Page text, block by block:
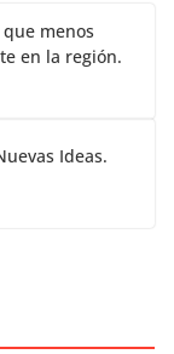
menos
en la región.
Ideas.